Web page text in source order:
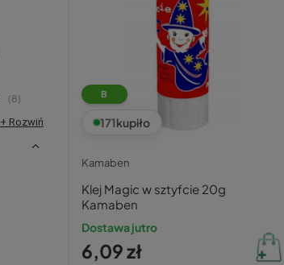
8
+ Rozwiń
B
171kupiło
Kamaben
Klej Magic w sztyfcie 20g
Kamaben
Dostawa jutro
6,09 zł